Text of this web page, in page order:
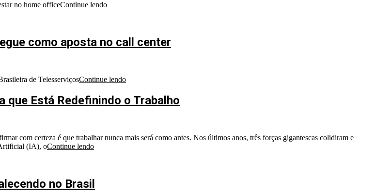
no home officeContinue lendo
como aposta no call center
de TelesserviçosContinue lendo
que Está Redefinindo o Trabalho
com certeza é que trabalhar nunca mais será como antes. Nos últimos anos, três forças gigantescas colidiram e
(IA), oContinue lendo
no Brasil